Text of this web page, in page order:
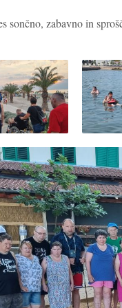
sončno, zabavno in